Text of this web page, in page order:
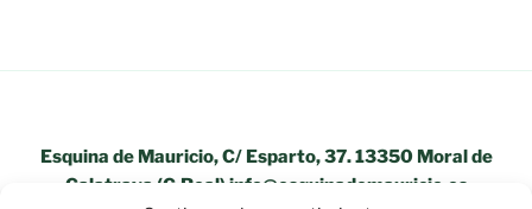
Esquina de Mauricio, C/ Esparto, 37. 13350 Moral de
Calatrava (C.Real) info@esquinademauricio.es